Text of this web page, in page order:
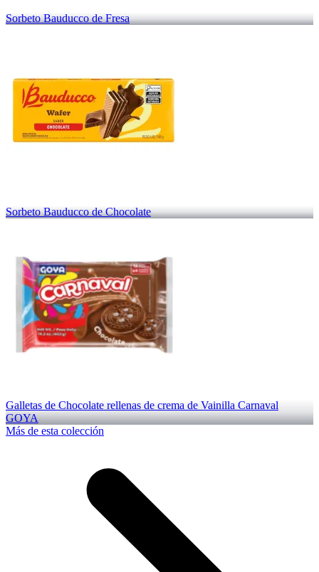
Sorbeto Bauducco de Fresa
Sorbeto Bauducco de Chocolate
Galletas de Chocolate rellenas de crema de Vainilla Carnaval
GOYA
Más de esta colección